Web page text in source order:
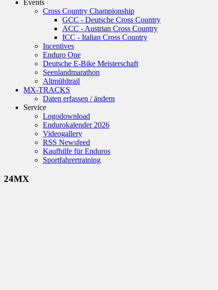
Events
Cross Country Championship
GCC - Deutsche Cross Country
ACC - Austrian Cross Country
ICC - Italian Cross Country
Incentives
Enduro One
Deutsche E-Bike Meisterschaft
Seenlandmarathon
Altmühltrail
MX-TRACKS
Daten erfassen / ändern
Service
Logodownload
Endurokalender 2026
Videogallery
RSS Newsfeed
Kaufhilfe für Enduros
Sportfahrertraining
24MX